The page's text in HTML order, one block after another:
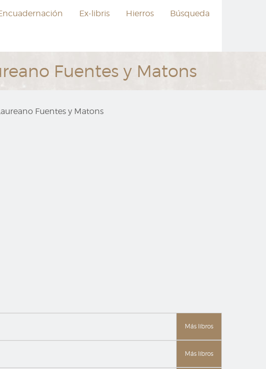
Ex-libris Hierros Búsqueda
Fuentes y Matons
Fuentes y Matons
Más libros
Más libros